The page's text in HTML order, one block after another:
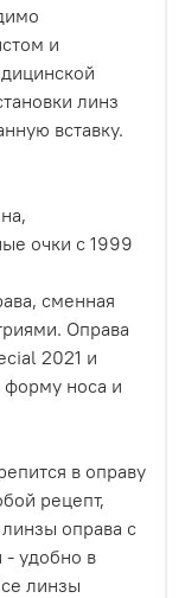
и
линз
вставку.
очки с 1999
сменная
Оправа
2021 и
форму носа и
в оправу
рецепт,
оправа с
- удобно в
линзы